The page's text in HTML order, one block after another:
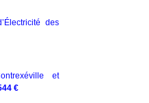
des
et
€